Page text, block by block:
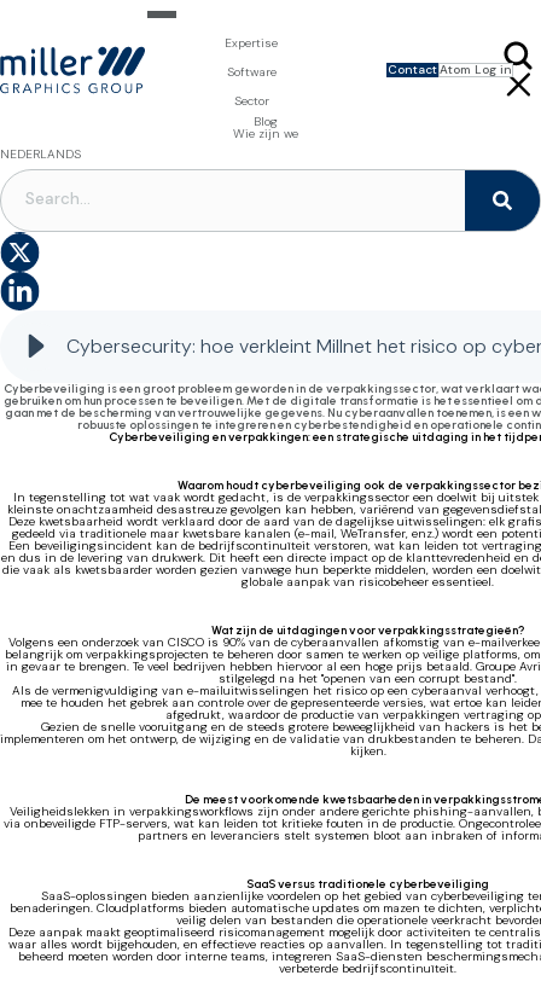
Expertise
Expertise voor merkeigenaars
3D Visualisaties
Software voor verpakkingen
Expertise voor drukkerijen
Software
Digital Asset Management - DAM
Product Information Management - PIM
Template Based Editing - Creator
Digital Publishing - MAG
Sector
Voeding en DrankenBlog
Wie zijn we
ContactAtom Log in
NEDERLANDS
VERPAKKINGSSOFTWARE
Cybersecurity: hoe vermindert Millnet het risico op cyberaanvallen?
Cybersecurity: hoe verkleint Millnet het risico op
Cyberbeveiliging is een groot probleem geworden in de verpakkingssector, wat verklaart
gebruiken om hun processen te beveiligen. Met de digitale transformatie is het essentieel
gaan met de bescherming van vertrouwelijke gegevens. Nu cyberaanvallen toenemen, is een
robuuste oplossingen te integreren en cyberbestendigheid en operationele
Cyberbeveiliging en verpakkingen: een strategische uitdaging in het
Waarom houdt cyberbeveiliging ook de verpakkingssector
In tegenstelling tot wat vaak wordt gedacht, is de verpakkingssector een doelwit bij uitstek
kleinste onachtzaamheid desastreuze gevolgen kan hebben, variërend van
Deze kwetsbaarheid wordt verklaard door de aard van de dagelijkse uitwisselingen: elk
gedeeld via traditionele maar kwetsbare kanalen (e-mail, WeTransfer, enz.) wordt een
Een beveiligingsincident kan de bedrijfscontinuïteit verstoren, wat kan leiden tot
en dus in de levering van drukwerk. Dit heeft een directe impact op de klanttevredenheid en
die vaak als kwetsbaarder worden gezien vanwege hun beperkte middelen, worden een
globale aanpak van risicobeheer essentieel.
Wat zijn de uitdagingen voor verpakkingsstrategieën?
Volgens een onderzoek van CISCO is 90% van de cyberaanvallen afkomstig van e-
belangrijk om verpakkingsprojecten te beheren door samen te werken op veilige platforms,
in gevaar te brengen. Te veel bedrijven hebben hiervoor al een hoge prijs betaald. Groupe
stilgelegd na het "openen van een corrupt bestand".
Als de vermenigvuldiging van e-mailuitwisselingen het risico op een cyberaanval
mee te houden het gebrek aan controle over de gepresenteerde versies, wat ertoe kan
afgedrukt, waardoor de productie van verpakkingen vertraging
Gezien de snelle vooruitgang en de steeds grotere beweeglijkheid van hackers is het
implementeren om het ontwerp, de wijziging en de validatie van drukbestanden te beheren.
kijken.
De meest voorkomende kwetsbaarheden in
Veiligheidslekken in verpakkingsworkflows zijn onder andere gerichte phishing-aanvallen,
via onbeveiligde FTP-servers, wat kan leiden tot kritieke fouten in de productie.
partners en leveranciers stelt systemen bloot aan inbraken of
SaaS versus traditionele cyberbeveiliging
SaaS-oplossingen bieden aanzienlijke voordelen op het gebied van cyberbeveiliging
benaderingen. Cloudplatforms bieden automatische updates om mazen te dichten,
veilig delen van bestanden die operationele veerkracht
Deze aanpak maakt geoptimaliseerd risicomanagement mogelijk door activiteiten te
waar alles wordt bijgehouden, en effectieve reacties op aanvallen. In tegenstelling tot
beheerd moeten worden door interne teams, integreren SaaS-diensten
verbeterde bedrijfscontinuïteit.